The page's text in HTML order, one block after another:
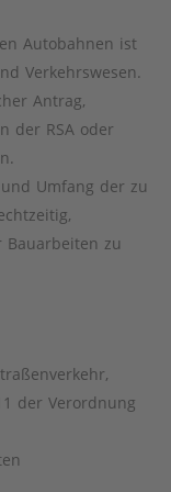
Autobahnen ist
Verkehrswesen.
Antrag,
der RSA oder
Umfang der zu
Bauarbeiten zu
der Verordnung